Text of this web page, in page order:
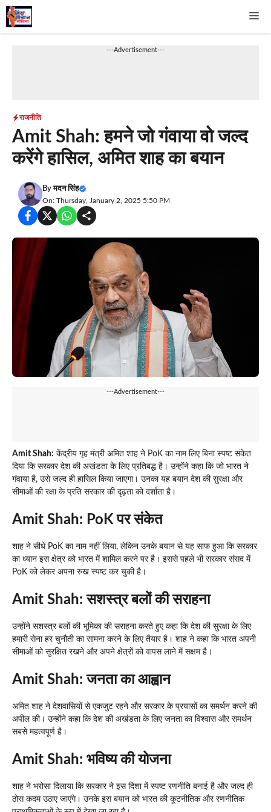
Skip
to
---Advertisement---
राजनीति
Amit Shah: हमने जो गंवाया वो जल्द
करेंगे हासिल, अमित शाह का बयान
Byमदन सिंह
On: Thursday, January 2, 2025 5:50 PM
---Advertisement---
Amit Shah: केंद्रीय गृह मंत्री अमित शाह ने PoK का नाम लिए बिना स्पष्ट संकेत
दिया कि सरकार देश की अखंडता के लिए प्रतिबद्ध है। उन्होंने कहा कि जो भारत ने
गंवाया है, उसे जल्द ही हासिल किया जाएगा। उनका यह बयान देश की सुरक्षा और
सीमाओं की रक्षा के प्रति सरकार की दृढ़ता को दर्शाता है।
Amit Shah: PoK पर संकेत
शाह ने सीधे PoK का नाम नहीं लिया, लेकिन उनके बयान से यह साफ हुआ कि सरकार
का ध्यान इस क्षेत्र को भारत में शामिल करने पर है। इससे पहले भी सरकार संसद में
PoK को लेकर अपना रुख स्पष्ट कर चुकी है।
Amit Shah: सशस्त्र बलों की सराहना
उन्होंने सशस्त्र बलों की भूमिका की सराहना करते हुए कहा कि देश की सुरक्षा के लिए
हमारी सेना हर चुनौती का सामना करने के लिए तैयार है। शाह ने कहा कि भारत अपनी
सीमाओं को सुरक्षित रखने और अपने क्षेत्रों को वापस लाने में सक्षम है।
Amit Shah: जनता का आह्वान
अमित शाह ने देशवासियों से एकजुट रहने और सरकार के प्रयासों का समर्थन करने की
अपील की। उन्होंने कहा कि देश की अखंडता के लिए जनता का विश्वास और समर्थन
सबसे महत्वपूर्ण है।
Amit Shah: भविष्य की योजना
शाह ने भरोसा दिलाया कि सरकार ने इस दिशा में स्पष्ट रणनीति बनाई है और जल्द ही
ठोस कदम उठाए जाएंगे। उनके इस बयान को भारत की कूटनीतिक और रणनीतिक